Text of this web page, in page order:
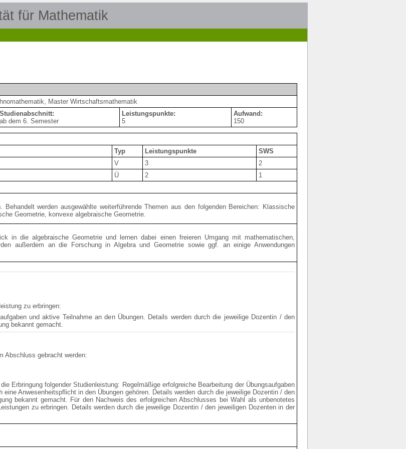
für Mathematik
Master Wirtschaftsmathematik
Studienabschnitt:
ab dem 6. Semester
Leistungspunkte:
5
Aufwand:
150
Typ Leistungspunkte
SWS
V 3
2
Ü 2
1
werden ausgewählte weiterführende Themen aus den folgenden Bereichen: Klassische
Geometrie, konvexe algebraische Geometrie.
in die algebraische Geometrie und lernen dabei einen freieren Umgang mit mathematischen,
außerdem an die Forschung in Algebra und Geometrie sowie ggf. an einige Anwendungen
zu erbringen:
und aktive Teilnahme an den Übungen. Details werden durch die jeweilige Dozentin / den
bekannt gemacht.
Abschluss gebracht werden:
Erbringung folgender Studienleistung: Regelmäßige erfolgreiche Bearbeitung der Übungsaufgaben
Anwesenheitspflicht in den Übungen gehören. Details werden durch die jeweilige Dozentin / den
bekannt gemacht. Für den Nachweis des erfolgreichen Abschlusses bei Wahl als unbenotetes
zu erbringen. Details werden durch die jeweilige Dozentin / den jeweiligen Dozenten in der